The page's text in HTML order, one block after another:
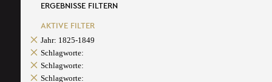
ERGEBNISSE FILTERN
AKTIVE FILTER
Jahr: 1825-1849
Schlagworte:
Schlagworte:
Schlagworte: